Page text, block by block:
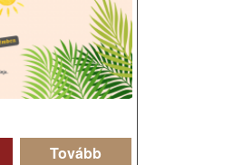
Tovább